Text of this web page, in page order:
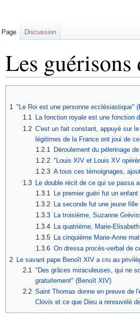
Les guérisons
1 "Le Roi est une personne ecclésiastique"
1.1
La fonction royale est une fonction
1.2 C'est un fait constant, appuyé sur
légitimes de la France ont joui de
1.2.1
Déroulement du pélerinage
1.2.2 "Louis XIV et Louis XV
1.2.3 A tous ces témoignages,
1.3
Le double récit de ce qui se passa
1.3.1
Le premier guéri fut un
1.3.2 La seconde fut une jeune
1.3.3 La troisième, Suzanne
1.3.4 La quatrième, Marie-
1.3.5 La cinquième Marie-Anne
1.3.6 On dressa procès-verbal de
2 Le savant pape Benoît XIV a cru au
2.1 "Des grâces miraculeuses, qui ne
gratuitement" (Benoît XIV)
2.2 Saint Thomas donne en preuve de
Clovis et ce que Dieu a renouvelé
Page Discussion